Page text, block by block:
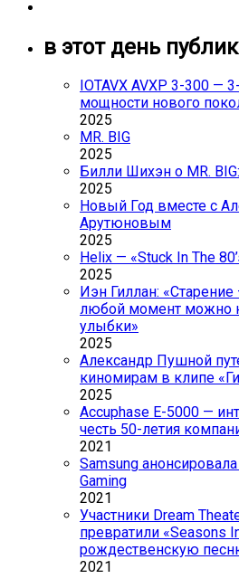
в этот день
IOTAVX AVXP 3-300 —
мощности нового
2025
MR. BIG
2025
Билли Шихэн о MR.
2025
Новый Год вместе с
Арутюновым
2025
Helix — «Stuck In The
2025
Иэн Гиллан:
любой момент можно
улыбки»
2025
Александр Пушной
киномирам в клипе
2025
Accuphase E-5000 —
честь 50-летия
2021
Samsung
Gaming
2021
Участники Dream
превратили «Seasons
рождественскую
2021